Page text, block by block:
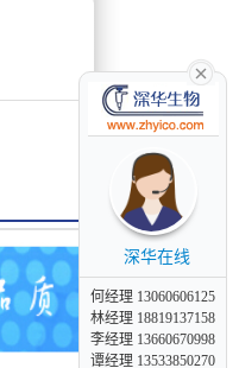
深华在线
何经理 13060606125
林经理 18819137158
李经理 13660670998
谭经理 13533850270